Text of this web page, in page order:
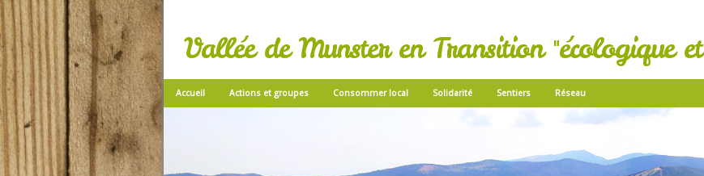
Vallée de Munster en Transition "écologique
Accueil Actions et groupes Consommer local Solidarité Sentiers Réseau